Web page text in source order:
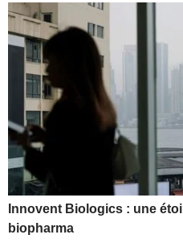
Innovent Biologics : une
biopharma